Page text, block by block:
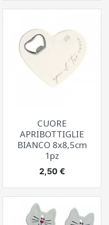
CUORE
APRIBOTTIGLIE
BIANCO 8x8,5cm
1pz
Prezzo
2,50 €